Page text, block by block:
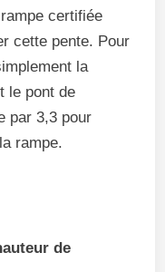
certifiée
cette pente. Pour
la
le pont de
par 3,3 pour
rampe.
de